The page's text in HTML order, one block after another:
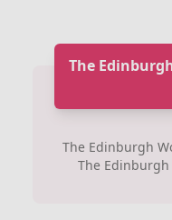
The
The Edinburgh
The